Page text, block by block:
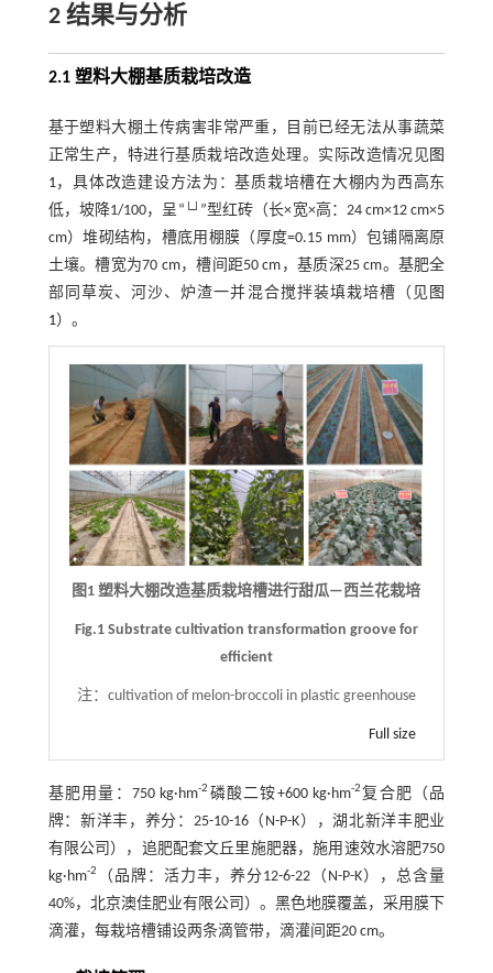
2 结果与分析
2.1 塑料大棚基质栽培改造
基于塑料大棚土传病害非常严重，目前已经无法从事蔬菜
正常生产，特进行基质栽培改造处理。实际改造情况见图
1，具体改造建设方法为：基质栽培槽在大棚内为西高东
低，坡降1/100，呈“└┘”型红砖（长×宽×高：24 cm×12 cm×5
cm）堆砌结构，槽底用棚膜（厚度=0.15 mm）包铺隔离原
土壤。槽宽为70 cm，槽间距50 cm，基质深25 cm。基肥全
部同草炭、河沙、炉渣一并混合搅拌装填栽培槽（见 图
1）。
图1 塑料大棚改造基质栽培槽进行甜瓜—西兰花栽培
Fig.1 Substrate cultivation transformation groove for
efficient
注： cultivation of melon-broccoli in plastic greenhouse
Full size
基肥用量：750 kg·hm-2 磷酸二铵+600 kg·hm-2复合肥（品
牌：新洋丰，养分：25-10-16（N-P-K），湖北新洋丰肥业
有限公司），追肥配套文丘里施肥器，施用速效水溶肥750
kg·hm-2
（品牌：活力丰，养分12-6-22（N-P-K），总含量
40%，北京澳佳肥业有限公司）。黑色地膜覆盖，采用膜下
滴灌，每栽培槽铺设两条滴管带，滴灌间距20 cm。